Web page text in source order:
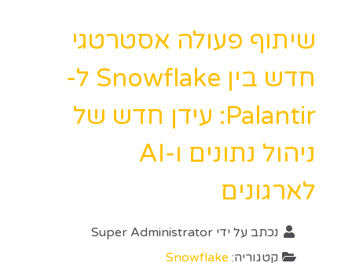
שיתוף פעולה אסטרטגי
חדש בין Snowflake ל-
Palantir: עידן חדש של
ניהול נתונים ו-AI
לארגונים
נכתב על ידי Super Administrator
קטגוריה: Snowflake